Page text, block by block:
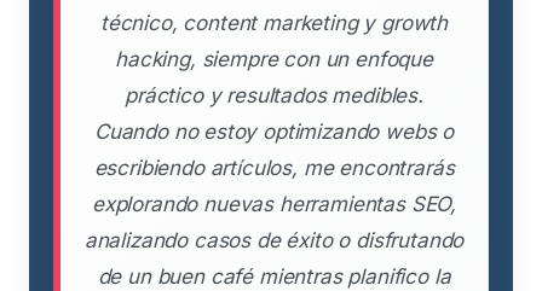
técnico, content marketing y growth
hacking, siempre con un enfoque
práctico y resultados medibles.
Cuando no estoy optimizando webs o
escribiendo artículos, me encontrarás
explorando nuevas herramientas SEO,
analizando casos de éxito o disfrutando
de un buen café mientras planifico la